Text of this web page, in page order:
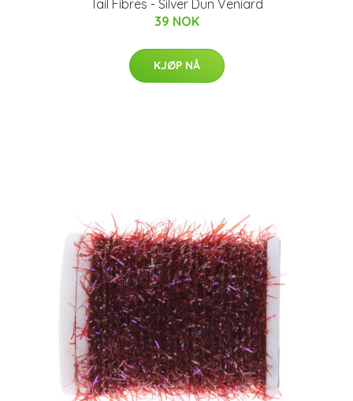
Tail Fibres - Silver Dun Veniard
39 NOK
KJØP NÅ